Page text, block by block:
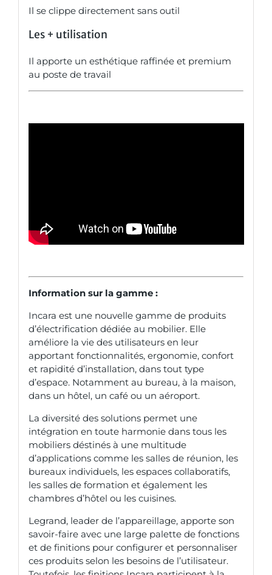
Il se clippe directement sans outil
Les + utilisation
Il apporte un esthétique raffinée et premium
au poste de travail
Information sur la gamme :
Incara est une nouvelle gamme de produits
d’électrification dédiée au mobilier. Elle
améliore la vie des utilisateurs en leur
apportant fonctionnalités, ergonomie, confort
et rapidité d’installation, dans tout type
d’espace. Notamment au bureau, à la maison,
dans un hôtel, un café ou un aéroport.
La diversité des solutions permet une
intégration en toute harmonie dans tous les
mobiliers déstinés à une multitude
d’applications comme les salles de réunion, les
bureaux individuels, les espaces collaboratifs,
les salles de formation et également les
chambres d’hôtel ou les cuisines.
Legrand, leader de l’appareillage, apporte son
savoir-faire avec une large palette de fonctions
et de finitions pour configurer et personnaliser
ces produits selon les besoins de l’utilisateur.